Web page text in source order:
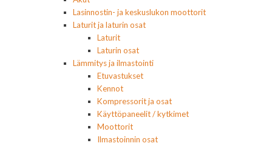
Lasinnostin- ja keskuslukon moottorit
Laturit ja laturin osat
Laturit
Laturin osat
Lämmitys ja ilmastointi
Etuvastukset
Kennot
Kompressorit ja osat
Käyttöpaneelit / kytkimet
Moottorit
Ilmastoinnin osat